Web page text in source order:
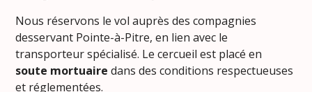
Nous réservons le vol auprès des compagnies
desservant Pointe-à-Pitre, en lien avec le
transporteur spécialisé. Le cercueil est placé en
soute mortuaire dans des conditions respectueuses
et réglementées.